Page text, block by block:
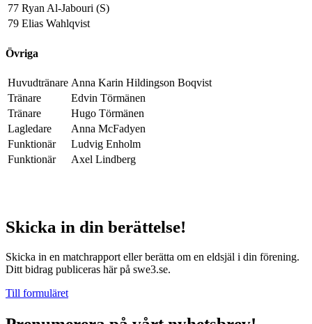
77 Ryan Al-Jabouri (S)
79 Elias Wahlqvist
Övriga
Huvudtränare Anna Karin Hildingson Boqvist
Tränare
Edvin Törmänen
Tränare
Hugo Törmänen
Lagledare
Anna McFadyen
Funktionär
Ludvig Enholm
Funktionär
Axel Lindberg
Skicka in din berättelse!
Skicka in en matchrapport eller berätta om en eldsjäl i din förening.
Ditt bidrag publiceras här på swe3.se.
Till formuläret